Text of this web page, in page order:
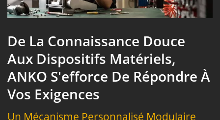
De La Connaissance Douce
Aux Dispositifs Matériels,
ANKO S'efforce De Répondre À
Vos Exigences
Un Mécanisme Personnalisé Modulaire